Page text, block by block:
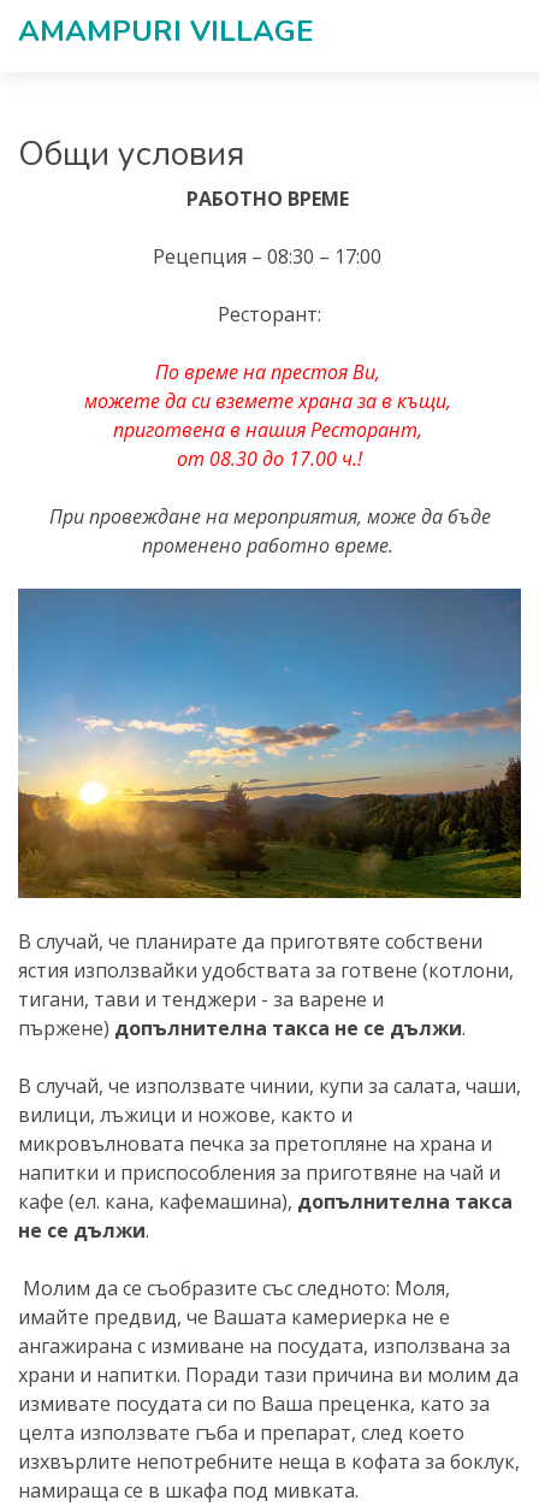
AMAMPURI VILLAGЕ
Общи условия
РАБОТНО ВРЕМЕ
Рецепция – 08:30 – 17:00
Ресторант:
По време на престоя Ви,
можете да си вземете храна за в къщи,
приготвена в нашия Ресторант,
от 08.30 до 17.00 ч.!
При провеждане на мероприятия, може да бъде
променено работно време.
В случай, че планирате да приготвяте собствени
ястия използвайки удобствата за готвене (котлони,
тигани, тави и тенджери - за варене и
пържене) допълнителна такса не се дължи.
В случай, че използвате чинии, купи за салата, чаши,
вилици, лъжици и ножове, както и
микровълновата печка за претопляне на храна и
напитки и приспособления за приготвяне на чай и
кафе (ел. кана, кафемашина), допълнителна такса
не се дължи.
Молим да се съобразите със следното: Моля,
имайте предвид, че Вашата камериерка не е
ангажирана с измиване на посудата, използвана за
храни и напитки. Поради тази причина ви молим да
измивате посудата си по Ваша преценка, като за
целта използвате гъба и препарат, след което
изхвърлите непотребните неща в кофата за боклук,
намираща се в шкафа под мивката.